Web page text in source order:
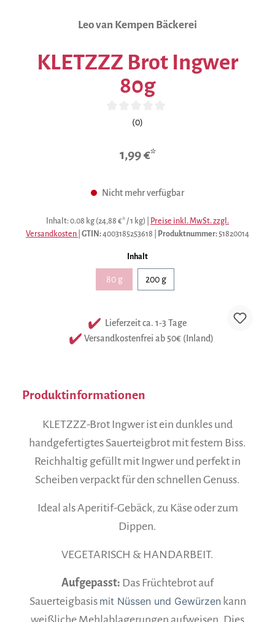
Leo van Kempen Bäckerei
KLETZZZ Brot Ingwer
80g
Durchschnittliche Bewertung von 0 von 5 Sternen
(0)
1,99 €*
Nicht mehr verfügbar
Inhalt: 0.08 kg (24,88 €* / 1 kg)
Preise inkl. MwSt. zzgl.
Versandkosten GTIN:4003185253618 Produktnummer: 51820014
Inhaltauswählen
80 g
(Diese Option ist zurzeit nicht verfügbar.)
200 g
Lieferzeit ca. 1-3 Tage
Versandkostenfrei ab 50€ (Inland)
Produktinformationen
KLETZZZ-Brot Ingwer ist ein dunkles und
handgefertigtes Sauerteigbrot mit festem Biss.
Reichhaltig gefüllt mit Ingwer und perfekt in
Scheiben verpackt für den schnellen Genuss.
Ideal als Aperitif-Gebäck, zu Käse oder zum
Dippen.
VEGETARISCH & HANDARBEIT.
Aufgepasst: Das Früchtebrot auf
Sauerteigbasis mit Nüssen und Gewürzen kann